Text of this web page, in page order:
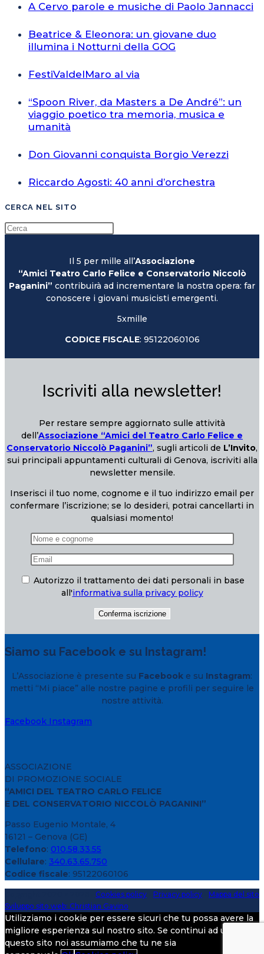
A Cervo parole e musiche di Paolo Jannacci
Beatrice & Eleonora: un giovane duo
illumina i Notturni della GOG
FestiValdelMaro al via
“Spoon River, da Masters a De André”: un
viaggio poetico tra memoria, musica e
umanità
Don Giovanni conquista Borgio Verezzi
Riccardo Agosti: 40 anni d’orchestra
CERCA NEL SITO
Il 5 per mille all’Associazione
“Amici Teatro Carlo Felice e Conservatorio Niccolò
Paganini” contribuirà ad incrementare la nostra opera: far
conoscere i giovani musicisti emergenti.
5xmille
CODICE FISCALE: 95122060106
Iscriviti alla newsletter!
Per restare sempre aggiornato sulle attività
dell’Associazione “Amici del Teatro Carlo Felice e
Conservatorio Niccolò Paganini”, sugli articoli de L’Invito,
sui principali appuntamenti culturali di Genova, iscriviti alla
newsletter mensile.
Inserisci il tuo nome, cognome e il tuo indirizzo email per
confermare l’iscrizione; se lo desideri, potrai cancellarti in
qualsiasi momento!
Autorizzo il trattamento dei dati personali in base
all'informativa sulla privacy policy
Siamo su Facebook e su Instagram!
L’Associazione è presente su Facebook e su Instagram:
metti “Mi piace” alle nostre pagine e profili per seguire le
nostre attività.
Facebook Instagram
ASSOCIAZIONE
DI PROMOZIONE SOCIALE
“AMICI DEL TEATRO CARLO FELICE
E DEL CONSERVATORIO NICCOLÒ PAGANINI”
Passo Eugenio Montale, 4
16121 – Genova (GE)
Telefono: 010.58.33.55
Cellulare: 340.63.65.750
Codice fiscale: 95122060106
Cookies policy Privacy policy
Mappa del sito
Sviluppo sito web: Christian Gavino
Utilizziamo i cookie per essere sicuri che tu possa avere la
migliore esperienza sul nostro sito. Se continui ad utilizzare
questo sito noi assumiamo che tu ne sia